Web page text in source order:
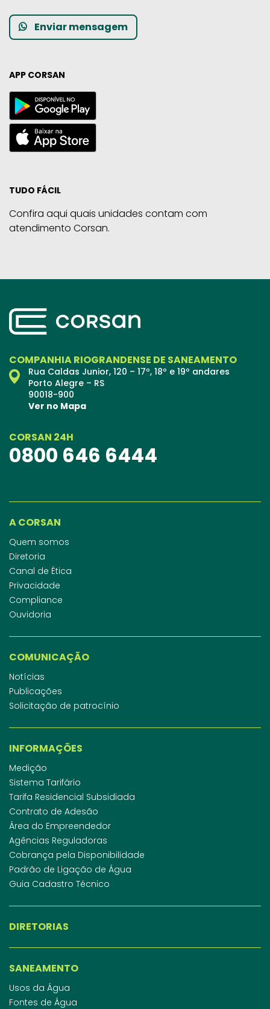
Enviar mensagem
APP CORSAN
TUDO FÁCIL
Confira aqui quais unidades contam com
atendimento Corsan.
COMPANHIA RIOGRANDENSE DE SANEAMENTO
Rua Caldas Junior, 120 – 17º, 18º e 19º andares
Porto Alegre – RS
90018-900
Ver no Mapa
CORSAN 24H
0800 646 6444
A CORSAN
Quem somos
Diretoria
Canal de Ética
Privacidade
Compliance
Ouvidoria
COMUNICAÇÃO
Notícias
Publicações
Solicitação de patrocínio
INFORMAÇÕES
Medição
Sistema Tarifário
Tarifa Residencial Subsidiada
Contrato de Adesão
Área do Empreendedor
Agências Reguladoras
Cobrança pela Disponibilidade
Padrão de Ligação de Água
Guia Cadastro Técnico
DIRETORIAS
SANEAMENTO
Usos da Água
Fontes de Água